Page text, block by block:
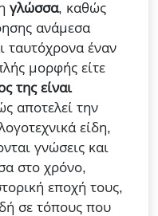
γλώσσα, καθώς
ανάμεσα
ταυτόχρονα έναν
μορφής είτε
της είναι
αποτελεί την
είδη,
γνώσεις και
στο χρόνο,
εποχή τους,
σε τόπους που